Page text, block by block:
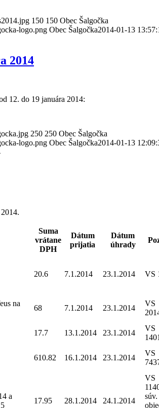
150 150 Obec Šalgočka
logo.png Obec Šalgočka2014-01-13
2014
12. do 19 januára 2014:
250 250 Obec Šalgočka
logo.png Obec Šalgočka2014-01-13
Suma
vrátane
DPH
Dátum
prijatia
Dátum
úhrady
20.6 7.1.2014 23.1.2014 VS
na
68 7.1.2014 23.1.2014
VS
17.7 13.1.2014 23.1.2014
VS
610.82 16.1.2014 23.1.2014
VS
a
17.95 28.1.2014 24.1.2014
VS
súv.